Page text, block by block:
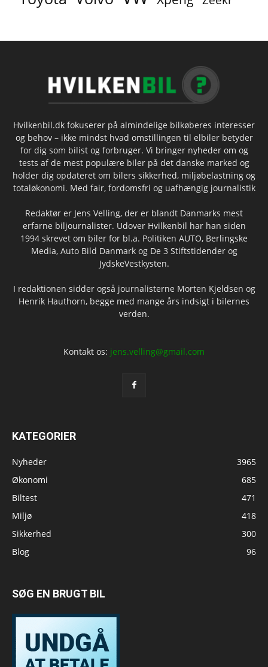
Hvilkenbil.dk fokuserer på almindelige bilkøberes interesser
og behov – ikke mindst hvad omstillingen til elbiler betyder
for dig som bilist og forbruger. Vi bringer nyheder om og
tests af de mest populære biler på det danske marked og
holder dig opdateret om bilers sikkerhed, miljøbelastning og
totaløkonomi. Med fair, fordomsfri og uafhængig journalistik
Redaktør er Jens Velling, der er blandt Danmarks mest
erfarne biljournalister. Udover Hvilkenbil har han siden
1994 skrevet om biler for bl.a. Politiken AUTO, Berlingske
Media, Auto Bild Danmark og De 3 Stiftstidender og
JydskeVestkysten.
I redaktionen sidder også journalisterne Morten Kjeldsen og
Henrik Hauthorn, begge med mange års indsigt i bilernes
verden.
Kontakt os: jens.velling@gmail.com
KATEGORIER
Nyheder
3965
Økonomi
685
Biltest
471
Miljø
418
Sikkerhed
300
Blog
96
SØG EN BRUGT BIL